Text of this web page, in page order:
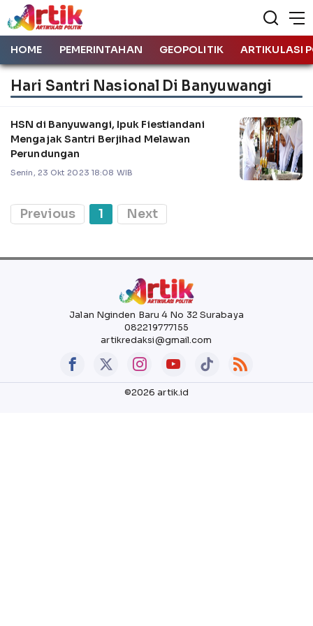
HOME PEMERINTAHAN GEOPOLITIK ARTIKULASI
Hari Santri Nasional Di Banyuwangi
HSN di Banyuwangi, Ipuk Fiestiandani
Mengajak Santri Berjihad Melawan
Perundungan
Senin, 23 Okt 2023 18:08 WIB
Previous 1 Next
Jalan Nginden Baru 4 No 32 Surabaya
082219777155
artikredaksi@gmail.com
©2026 artik.id